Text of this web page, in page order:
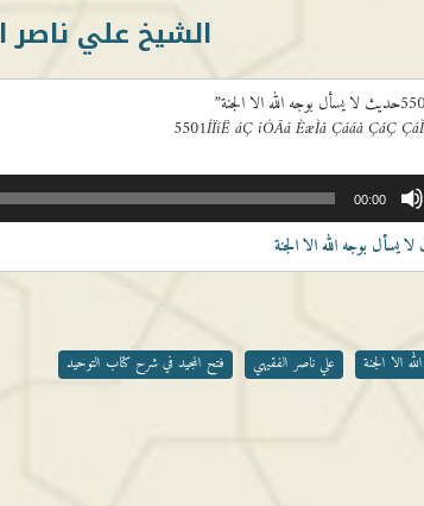
الشيخ علي
5501ÍÏíË áÇ íÓÃá ÈæÌå Çááå ÇáÇ
00:00
الا الجنة علي ناصر الفقيهي فتح المجيد في شرح كتاب التوحيد